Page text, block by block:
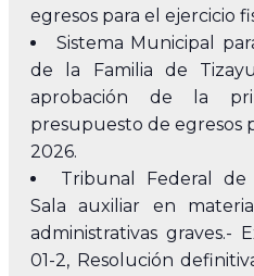
egresos para el ejercicio
Sistema Municipal
de la Familia de
aprobación de la
presupuesto de egresos
2026.
Tribunal Federal de
Sala auxiliar en
administrativas graves.-
01-2, Resolución